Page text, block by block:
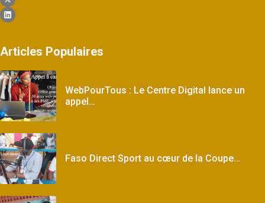
Articles Populaires
WebPourTous : Le Centre Digital lance un
appel…
Faso Direct Sport au cœur de la Coupe…